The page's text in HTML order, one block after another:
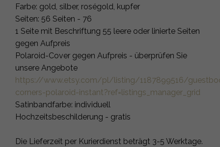
Farbe: gold, silber, roségold, kupfer
Seiten: 56 Seiten - 76
1 Seite mit Beschriftung 55 leere oder linierte Seiten
gegen Aufpreis
Polaroid-Cover gegen Aufpreis - überprüfen Sie
unsere Angebote
https://www.etsy.com/pl/listing/1187899516/
corners-polaroid-instant?ref=listings_manager_grid
Satinbandfarbe: individuell
Hochzeitsbeschilderung - gratis
Die Lieferzeit per Kurierdienst beträgt 3-5 Werktage.